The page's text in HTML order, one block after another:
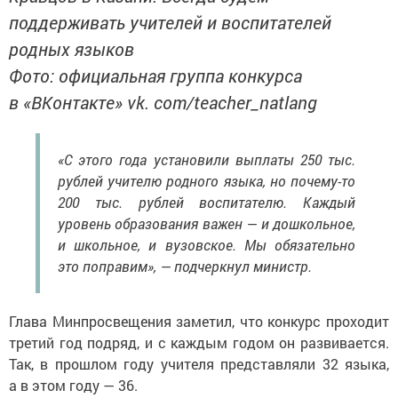
поддерживать учителей и воспитателей
родных языков
Фото: официальная группа конкурса
в «ВКонтакте» vk. com/teacher_natlang
«С этого года установили выплаты 250 тыс.
рублей учителю родного языка, но почему-то
200 тыс. рублей воспитателю. Каждый
уровень образования важен — и дошкольное,
и школьное, и вузовское. Мы обязательно
это поправим», — подчеркнул министр.
Глава Минпросвещения заметил, что конкурс проходит
третий год подряд, и с каждым годом он развивается.
Так, в прошлом году учителя представляли 32 языка,
а в этом году — 36.